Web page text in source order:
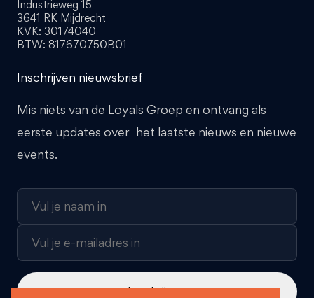
Industrieweg 15
3641 RK Mijdrecht
KVK: 30174040
BTW: 817670750B01
Inschrijven nieuwsbrief
Mis niets van de Loyals Groep en ontvang als
eerste updates over het laatste nieuws en nieuwe
events.